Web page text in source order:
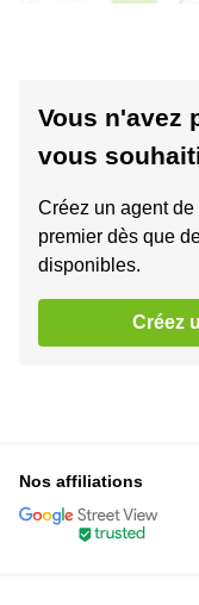
Vous n'avez
vous
Créez un agent
premier dès que
disponibles.
Créez
Nos affiliations